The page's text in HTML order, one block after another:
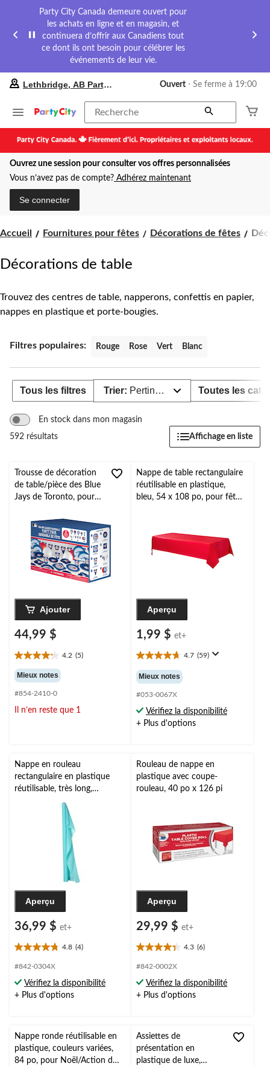
Party City Canada demeure ouvert pour
les achats en ligne et en magasin, et
continuera d’offrir aux Canadiens tout
ce dont ils ont besoin pour célébrer les
événements de leur vie.
préféré
Lethbridge,
Party
City,
courament
Ouvert,
cliquer
Lethbridge, AB Party City Ouvert ⋅ Se ferme à 19:00
Recherche
Ouvrez une session pour consulter vos offres personnalisées
Vous n’avez pas de compte? Adhérez maintenant
Se connecter
Accueil Fournitures pour fêtes Décorations de fêtes
Décorations de table
Trouvez des centres de table, napperons, confettis en papier,
nappes en plastique et porte-bougies.
Filtres populaires: Rouge Rose Vert Blanc
Tous les filtres Trier: Pertinence Toutes les
En stock dans mon magasin
592 résultats
Affichage en liste
Trousse de décoration
de table/pièce des Blue
Jays de Toronto, pour
d'anniversaire/sportive
Ajouter
44,99 $
4.2 (5)
4.2
étoile(s)
sur
5.
5
Mieux notes
#854-2410-0
Il n’en reste que 1
Nappe de table rectangulaire
réutilisable en plastique,
bleu, 54 x 108 po, pour fête
Aperçu
1,99 $ et+
4.7 (59)
4.7
étoile(s)
sur
5.
59
évaluations
Mieux notes
#053-0067X
Vérifiez la disponibilité
+ Plus d'options
Nappe en rouleau
rectangulaire en plastique
réutilisable, très long,
couleurs variées, 40 x 250 pi,
pour Noël, Action de grâce,
jour de l'An, anniversaire
Aperçu
36,99 $ et+
4.8 (4)
4.8
étoile(s)
5.
4
#842-0304X
Vérifiez la disponibilité
+ Plus d'options
Rouleau de nappe en
plastique avec coupe-
rouleau, 40 po x 126 pi
Aperçu
29,99 $ et+
4.3 (6)
4.3
étoile(s)
5.
6
#842-0002X
Vérifiez la disponibilité
+ Plus d'options
Nappe ronde réutilisable en
plastique, couleurs variées,
84 po, pour Noël/Action de
Assiettes de
présentation en
plastique de luxe,